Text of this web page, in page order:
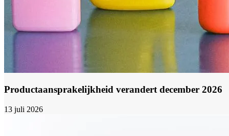
Productaansprakelijkheid verandert december 2026
13 juli 2026